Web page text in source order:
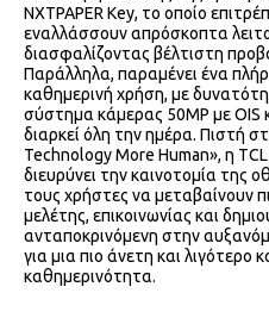
NXTPAPER Key, το οποίο
εναλλάσσουν απρόσκοπτα
διασφαλίζοντας βέλτιστη
Παράλληλα, παραμένει ένα
καθημερινή χρήση, με
σύστημα κάμερας 50MP με OIS
διαρκεί όλη την ημέρα. Πιστή
Technology More Human», η TCL
διευρύνει την καινοτομία της
τους χρήστες να μεταβαίνουν
μελέτης, επικοινωνίας και
ανταποκρινόμενη στην
για μια πιο άνετη και λιγότερο
καθημερινότητα.